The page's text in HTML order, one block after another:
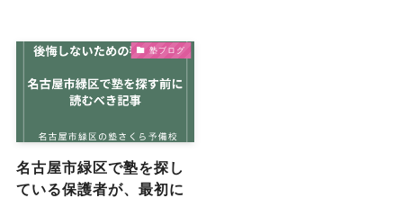
塾ブログ
名古屋市緑区で塾を探し
ている保護者が、最初に